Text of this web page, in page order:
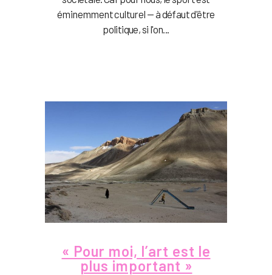
éminemment culturel — à défaut d'être
politique, si l'on...
« Pour moi, l’art est le
plus important »